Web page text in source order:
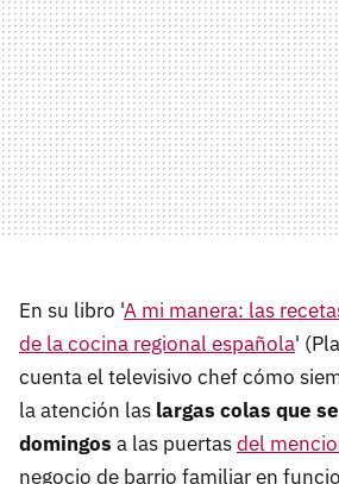
En su libro 'A mi manera: las
de la cocina regional española'
cuenta el televisivo chef cómo
la atención las largas colas que
domingos a las puertasdel
negocio de barrio familiar en